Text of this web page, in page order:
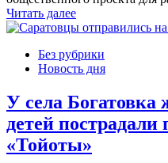
Читать далее
Без рубрики
Новость дня
У села Богатовка
детей
«Тойоты»